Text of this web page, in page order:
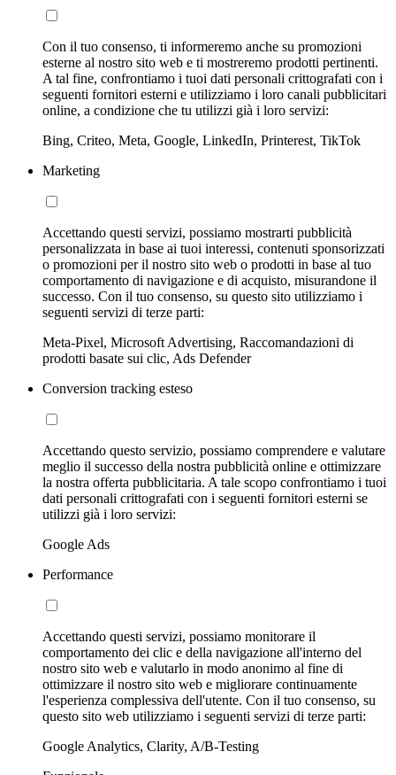
Con il tuo consenso, ti informeremo anche su promozioni
esterne al nostro sito web e ti mostreremo prodotti pertinenti.
A tal fine, confrontiamo i tuoi dati personali crittografati con i
seguenti fornitori esterni e utilizziamo i loro canali pubblicitari
online, a condizione che tu utilizzi già i loro servizi:
Bing, Criteo, Meta, Google, LinkedIn, Printerest, TikTok
Marketing
Accettando questi servizi, possiamo mostrarti pubblicità
personalizzata in base ai tuoi interessi, contenuti sponsorizzati
o promozioni per il nostro sito web o prodotti in base al tuo
comportamento di navigazione e di acquisto, misurandone il
successo. Con il tuo consenso, su questo sito utilizziamo i
seguenti servizi di terze parti:
Meta-Pixel, Microsoft Advertising, Raccomandazioni di
prodotti basate sui clic, Ads Defender
Conversion tracking esteso
Accettando questo servizio, possiamo comprendere e valutare
meglio il successo della nostra pubblicità online e ottimizzare
la nostra offerta pubblicitaria. A tale scopo confrontiamo i tuoi
dati personali crittografati con i seguenti fornitori esterni se
utilizzi già i loro servizi:
Google Ads
Performance
Accettando questi servizi, possiamo monitorare il
comportamento dei clic e della navigazione all'interno del
nostro sito web e valutarlo in modo anonimo al fine di
ottimizzare il nostro sito web e migliorare continuamente
l'esperienza complessiva dell'utente. Con il tuo consenso, su
questo sito web utilizziamo i seguenti servizi di terze parti:
Google Analytics, Clarity, A/B-Testing